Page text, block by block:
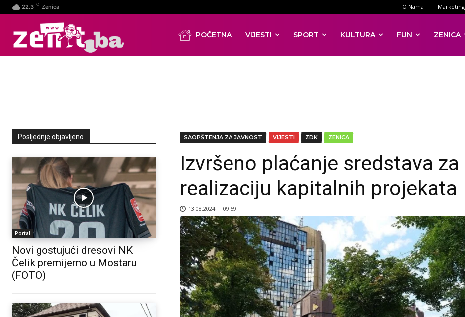
22.3 C Zenica O Nama Marketing
POČETNA VIJESTI SPORT KULTURA FUN ZENICA
Posljednje objavljeno
Portal
Novi gostujući dresovi NK
Čelik premijerno u Mostaru
(FOTO)
SAOPŠTENJA ZA JAVNOST VIJESTI ZDK ZENICA
Izvršeno plaćanje sredstava za
realizaciju kapitalnih projekata
13.08.2024. | 09:59